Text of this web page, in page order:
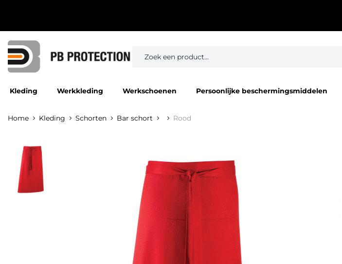
Kleding Werkkleding Werkschoenen Persoonlijke beschermingsmiddelen
Home Kleding Schorten Bar schort Rood